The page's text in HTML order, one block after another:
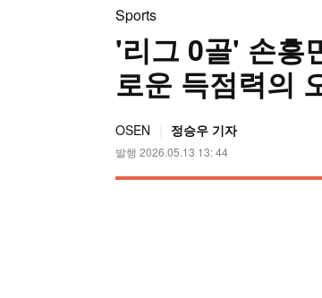
Sports
'리그 0골' 손흥
로운 득점력의
OSEN 정승우 기자
발행 2026.05.13 13: 44